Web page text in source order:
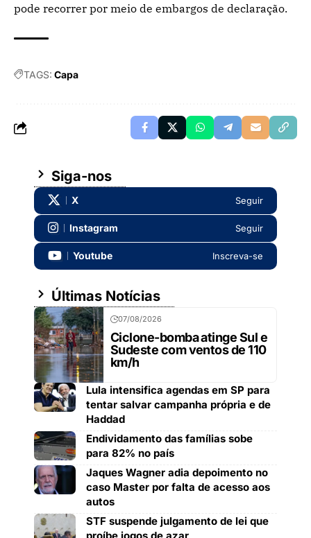
pode recorrer por meio de embargos de declaração.
TAGS: Capa
Siga-nos
X Seguir
Instagram Seguir
Youtube Inscreva-se
Últimas Notícias
07/08/2026
Ciclone-bomba atinge Sul e
Sudeste com ventos de 110
km/h
Lula intensifica agendas em SP para
tentar salvar campanha própria e de
Haddad
Endividamento das famílias sobe
para 82% no país
Jaques Wagner adia depoimento no
caso Master por falta de acesso aos
autos
STF suspende julgamento de lei que